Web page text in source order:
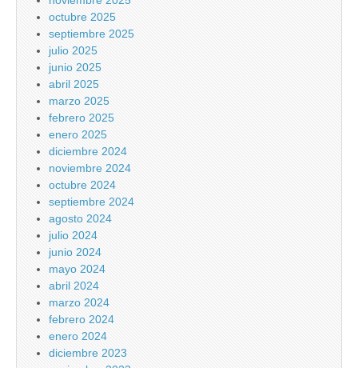
octubre 2025
septiembre 2025
julio 2025
junio 2025
abril 2025
marzo 2025
febrero 2025
enero 2025
diciembre 2024
noviembre 2024
octubre 2024
septiembre 2024
agosto 2024
julio 2024
junio 2024
mayo 2024
abril 2024
marzo 2024
febrero 2024
enero 2024
diciembre 2023